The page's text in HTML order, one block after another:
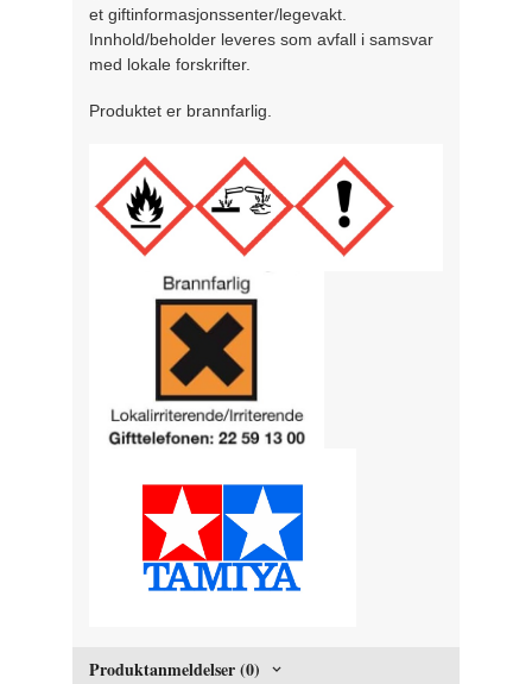
et giftinformasjonssenter/legevakt.
Innhold/beholder leveres som avfall i samsvar
med lokale forskrifter.
Produktet er brannfarlig.
Produktanmeldelser (0)